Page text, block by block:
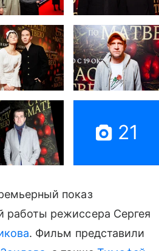
21
показ
работы режиссера Сергея
. Фильм представили